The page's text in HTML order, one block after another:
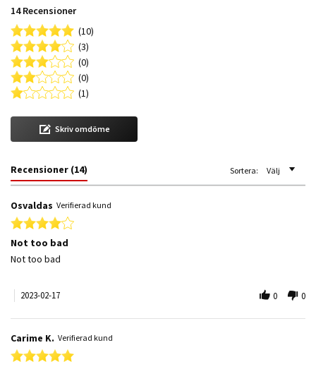
14 Recensioner
(10)
(3)
(0)
(0)
(1)
Skriv omdöme
Recensioner (14) Sortera: Välj
Osvaldas Verifierad kund
4.0 star rating
Not too bad
Review by Osvaldas on 17 Feb 2023
review stating Not too bad
Not too bad
2023-02-17 0 0
Carime K. Verifierad kund
5.0 star rating